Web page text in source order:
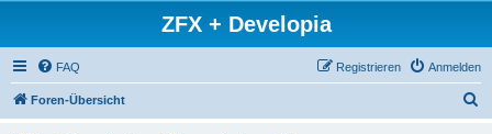
ZFX + Developia
FAQ Anmelden
Registrieren
Foren-Übersicht